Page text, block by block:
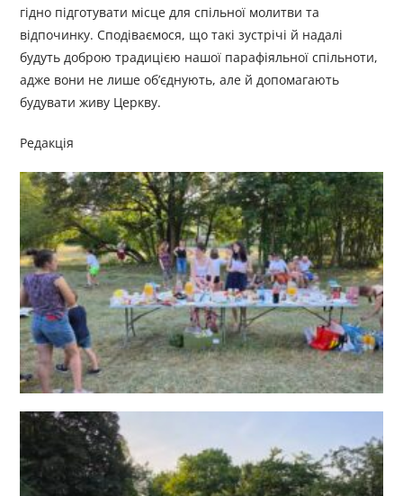
гідно підготувати місце для спільної молитви та
відпочинку. Сподіваємося, що такі зустрічі й надалі
будуть доброю традицією нашої парафіяльної спільноти,
адже вони не лише об’єднують, але й допомагають
будувати живу Церкву.
Редакція